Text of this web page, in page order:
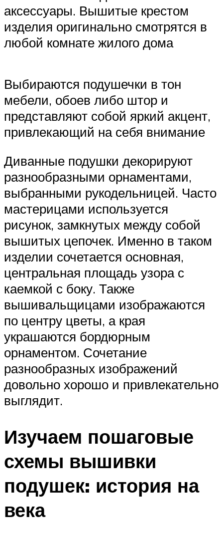
аксессуары. Вышитые крестом
изделия оригинально смотрятся в
любой комнате жилого дома
Выбираются подушечки в тон
мебели, обоев либо штор и
представляют собой яркий акцент,
привлекающий на себя внимание
Диванные подушки декорируют
разнообразными орнаментами,
выбранными рукодельницей. Часто
мастерицами используется
рисунок, замкнутых между собой
вышитых цепочек. Именно в таком
изделии сочетается основная,
центральная площадь узора с
каемкой с боку. Также
вышивальщицами изображаются
по центру цветы, а края
украшаются бордюрным
орнаментом. Сочетание
разнообразных изображений
довольно хорошо и привлекательно
выглядит.
Изучаем пошаговые
схемы вышивки
подушек: история на
века